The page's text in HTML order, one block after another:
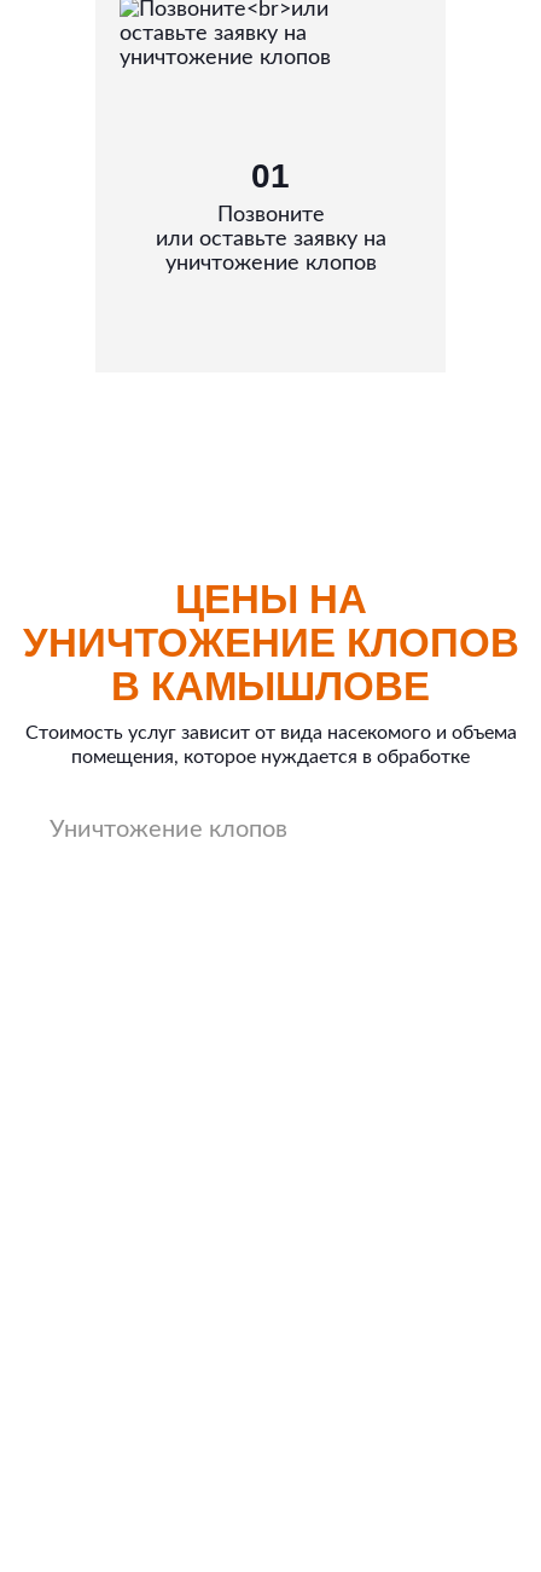
01
Позвоните
или оставьте заявку на
уничтожение клопов
ЦЕНЫ НА
УНИЧТОЖЕНИЕ КЛОПОВ
В КАМЫШЛОВЕ
Стоимость услуг зависит от вида насекомого и объема
помещения, которое нуждается в обработке
Уничтожение клопов